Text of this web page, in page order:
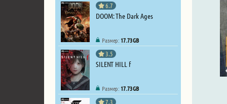
6.7
DOOM: The Dark Ages
Размер: 17.73 GB
3.5
SILENT HILL f
Размер: 17.73 GB
7.3